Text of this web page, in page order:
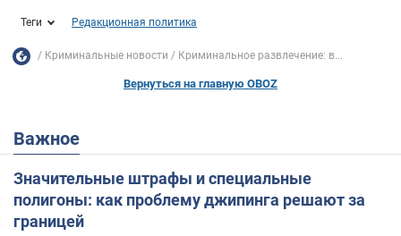
Теги Редакционная политика
Криминальные новости Криминальное развлечение: в...
Вернуться на главную OBOZ
Важное
Значительные штрафы и специальные
полигоны: как проблему джипинга решают за
границей